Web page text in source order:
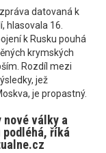
datovaná k
hlasovala 16.
k Rusku pouhá
krymských
Rozdíl mezi
jež
je propastný.
nové války a
podléhá, říká